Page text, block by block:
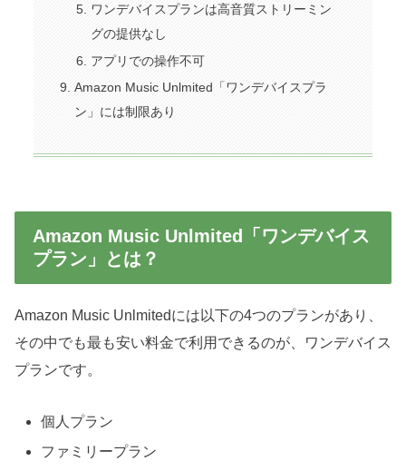
ワンデバイスプランは高音質ストリーミン
グの提供なし
アプリでの操作不可
Amazon Music Unlmited「ワンデバイスプラ
ン」には制限あり
Amazon Music Unlmited「ワンデバイス
プラン」とは？
Amazon Music Unlmitedには以下の4つのプランがあり、
その中でも最も安い料金で利用できるのが、ワンデバイス
プランです。
個人プラン
ファミリープラン